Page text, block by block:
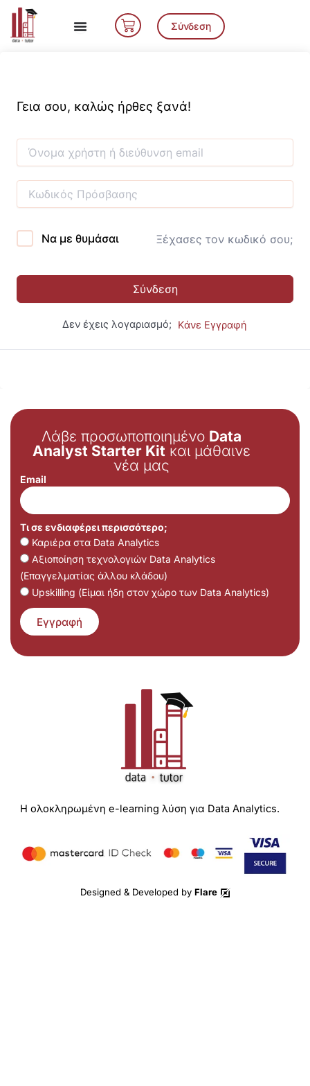
Μετάβαση
περιεχόμενο
Cart Σύνδεση
Γεια σου, καλώς ήρθες ξανά!
Να με θυμάσαι Ξέχασες τον κωδικό σου;
Σύνδεση
Δεν έχεις λογαριασμό; Κάνε Εγγραφή
Λάβε προσωποποιημένο Data
Analyst Starter Kit και μάθαινε
νέα μας
Email
Τι σε ενδιαφέρει περισσότερο;
Καριέρα στα Data Analytics
Αξιοποίηση τεχνολογιών Data Analytics
(Επαγγελματίας άλλου κλάδου)
Upskilling (Είμαι ήδη στον χώρο των Data Analytics)
Εγγραφή
Η ολοκληρωμένη e-learning λύση για Data Analytics.
Designed & Developed by Flare